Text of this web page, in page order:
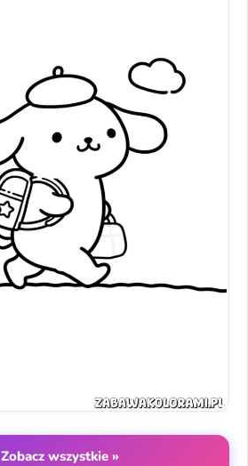
Zobacz wszystkie »